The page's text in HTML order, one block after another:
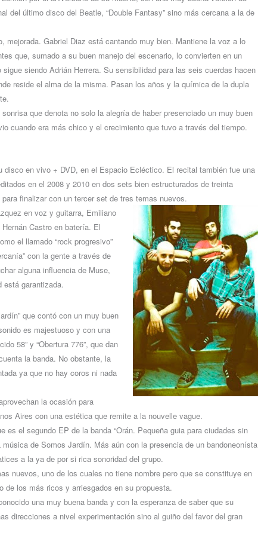
del último disco del Beatle, “Double Fantasy” sino más cercana a la de
mejorada. Gabriel Diaz está cantando muy bien. Mantiene la voz a lo
que, sumado a su buen manejo del escenario, lo convierten en un
siendo Adrián Herrera. Su sensibilidad para las seis cuerdas hacen
reside el alma de la misma. Pasan los años y la química de la dupla
que denota no solo la alegría de haber presenciado un muy buen
cuando era más chico y el crecimiento que tuvo a través del tiempo.
en vivo + DVD, en el Espacio Ecléctico. El recital también fue una
en el 2008 y 2010 en dos sets bien estructurados de treinta
finalizar con un tercer set de tres temas nuevos.
en voz y guitarra, Emiliano
Castro en batería. El
el llamado “rock progresivo”
con la gente a través de
alguna influencia de Muse,
está garantizada.
que contó con un muy buen
es majestuoso y con una
58” y “Obertura 776”, que dan
la banda. No obstante, la
ya que no hay coros ni nada
la ocasión para
Aires con una estética que remite a la nouvelle vague.
es el segundo EP de la banda “Orán. Pequeña guia para ciudades sin
de Somos Jardín. Más aún con la presencia de un bandoneonísta
a la ya de por si rica sonoridad del grupo.
nuevos, uno de los cuales no tiene nombre pero que se constituye en
de los más ricos y arriesgados en su propuesta.
una muy buena banda y con la esperanza de saber que su
direcciones a nivel experimentación sino al guiño del favor del gran